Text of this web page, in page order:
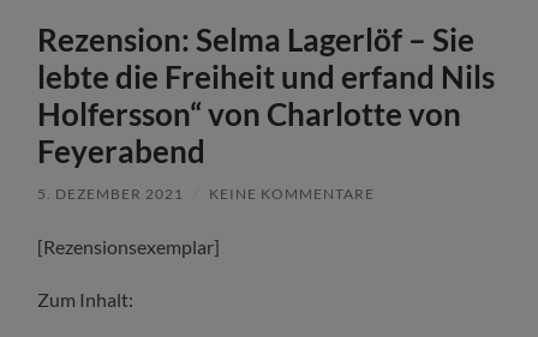
Rezension: Selma Lagerlöf – Sie
lebte die Freiheit und erfand Nils
Holfersson“ von Charlotte von
Feyerabend
5. DEZEMBER 2021 KEINE KOMMENTARE
[Rezensionsexemplar]
Zum Inhalt: